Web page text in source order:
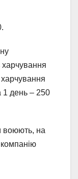
харчування
1 день – 250
воюють, на
компанію